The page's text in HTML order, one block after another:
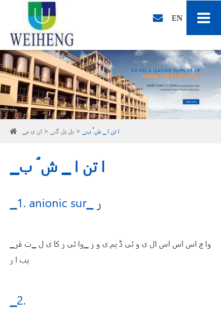
EN
▁ان ی م ▁بل بل گ ▁ا تن ا ▁ ش ُ ب
▁ا تن ا ▁ ش ُ ب
▁1. anionic sur▁ ر
یب ا ر
▁2.